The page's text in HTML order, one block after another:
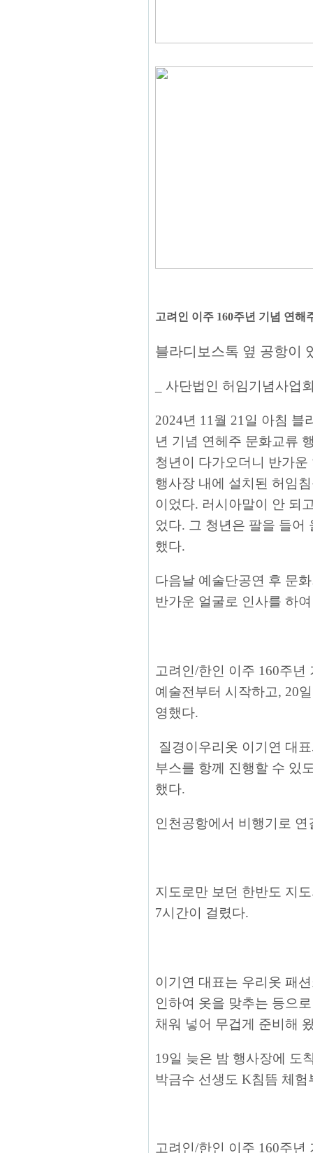
고려인 이주 160주년 기념 연
블라디보스톡 옆 공항이
_ 사단법인 허임기념사업
2024년 11월 21일 아침
년 기념 연헤주 문화교류
청년이 다가오더니 반가
행사장 내에 설치된 허임
이었다. 러시아말이 안 되
었다. 그 청년은 팔을 들어
했다.
다음날 예술단공연 후 문
반가운 얼굴로 인사를 하
고려인/한인 이주 160주
예술전부터 시작하고, 20
영했다.
질경이우리옷 이기연 대
부스를 항께 진행할 수 있
했다.
인천공항에서 비행기로
지도로만 보던 한반도 지
7시간이 걸렸다.
이기연 대표는 우리옷 패
인하여 옷을 맞추는 등으
채워 넣어 무겁게 준비해
19일 늦은 밤 행사장에 도
박금수 선생도 K침뜸 체
고려인/한인 이주 160주년